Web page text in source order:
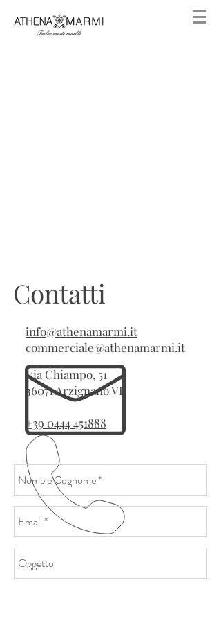
Contatti
info@athenamarmi.it
commerciale@athenamarmi.it
Via Chiampo, 51
36071 Arzignano VI
+39 0444 451888